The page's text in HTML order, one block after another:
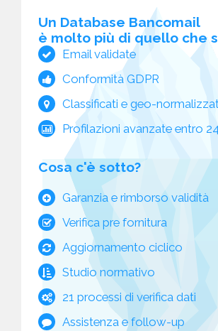
Un Database Bancomail
è molto più di quello che
Email validate
Conformità GDPR
Classificati e geo-
Profilazioni avanzate entro
Cosa c'è sotto?
Garanzia e rimborso validità
Verifica pre fornitura
Aggiornamento ciclico
Studio normativo
21 processi di verifica dati
Assistenza e follow-up